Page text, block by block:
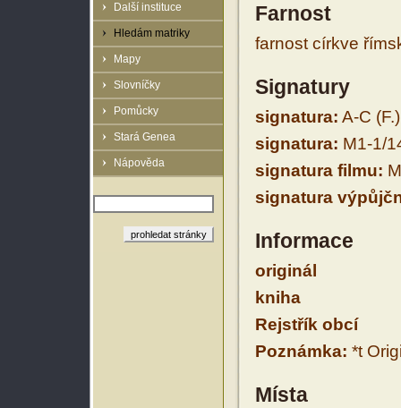
Další instituce
Hledám matriky
Mapy
Slovníčky
Pomůcky
Stará Genea
Nápověda
Farnost
farnost církve
Signatury
signatura: A-C (F.)
signatura: M1-1/
signatura filmu:
signatura
Informace
originál
kniha
Rejstřík obcí
Poznámka: *t
Místa